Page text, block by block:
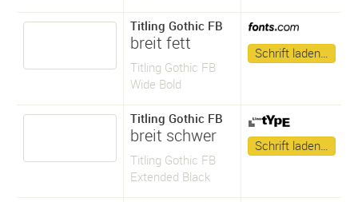
Titling Gothic FB
breit fett
Titling Gothic FB
Wide Bold
Schrift laden…
Titling Gothic FB
breit schwer
Titling Gothic FB
Extended Black
Schrift laden…